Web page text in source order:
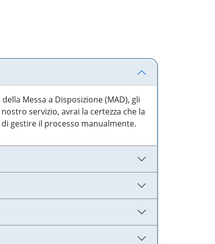
Messa a Disposizione (MAD), gli
servizio, avrai la certezza che la
gestire il processo manualmente.